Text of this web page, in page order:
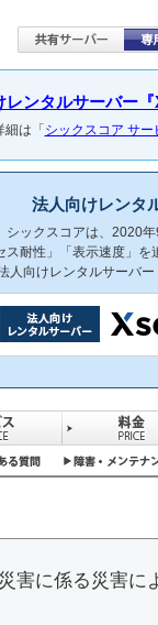
レンタルサーバー
細は「 シックスコア サ
法人向けレンタ
シックスコアは、2020
ス耐性」「表示速度」
人向けレンタルサーバー
害に係る災害に